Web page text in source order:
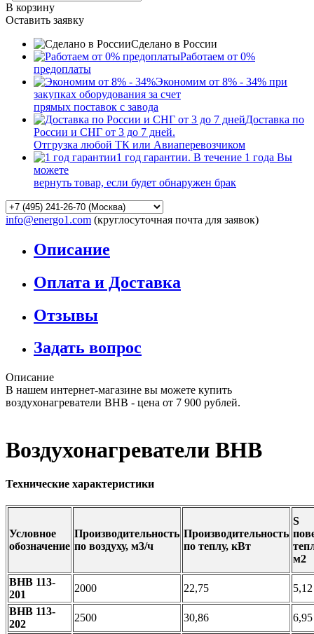
В корзину
Оставить заявку
Сделано в России
Работаем от 0%
предоплаты
Экономим от 8% - 34% при
закупках оборудования за счет
прямых поставок с завода
Доставка по
России и СНГ от 3 до 7 дней.
Отгрузка любой ТК или Авиаперевозчиком
1 год гарантии. В течение 1 года Вы
можете
вернуть товар, если будет обнаружен брак
info@energo1.com (круглосуточная почта для заявок)
Описание
Оплата и Доставка
Отзывы
Задать вопрос
Описание
В нашем интернет-магазине вы можете купить
воздухонагреватели ВНВ - цена от 7 900 рублей.
Воздухонагреватели ВНВ
Технические характеристики
Условное
обозначение
Производительность
по воздуху, м3/ч
Производительность
по теплу, кВт
S
м2
ВНВ 113-
201
2000 22,75
5,12
ВНВ 113-
202
2500 30,86
6,95